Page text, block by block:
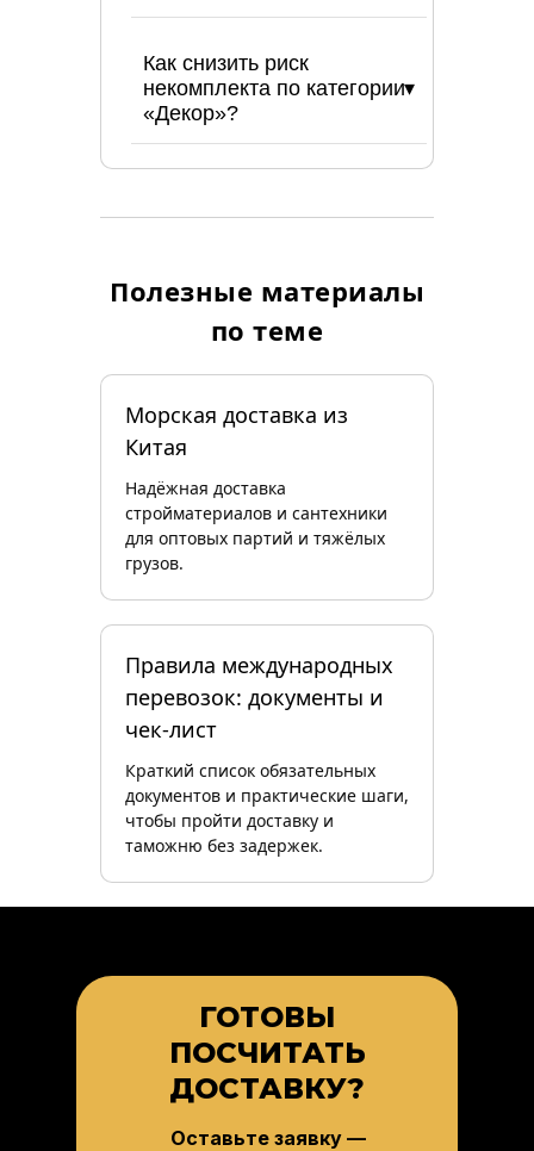
Как снизить риск
некомплекта по категории
«Декор»?
Полезные материалы
по теме
Морская доставка из
Китая
Надёжная доставка
стройматериалов и сантехники
для оптовых партий и тяжёлых
грузов.
Правила международных
перевозок: документы и
чек‑лист
Краткий список обязательных
документов и практические шаги,
чтобы пройти доставку и
таможню без задержек.
ГОТОВЫ
ПОСЧИТАТЬ
ДОСТАВКУ?
Оставьте заявку —